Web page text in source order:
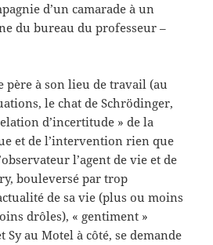
d’un camarade à un
du bureau du professeur –
père à son lieu de travail (au
le chat de Schrödinger,
d’incertitude » de la
et de l’intervention rien que
l’agent de vie et de
bouleversé par trop
de sa vie (plus ou moins
drôles), « gentiment »
Sy au Motel à côté, se demande